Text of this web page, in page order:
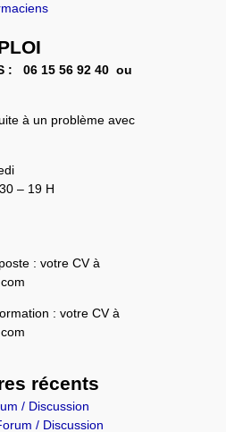
:06 15 56 92 40 ou
à un problème avec
– 19 H
: votre CV à
: votre CV à
récents
/ Discussion
/ Discussion